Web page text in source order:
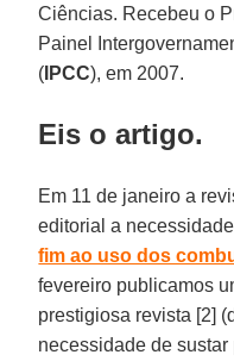
Ciências. Recebeu o
Painel
( IPCC), em 2007.
Eis o artigo.
Em 11 de janeiro a
editorial a
fim ao uso dos
fevereiro publicamos
prestigiosa revista [2]
necessidade de